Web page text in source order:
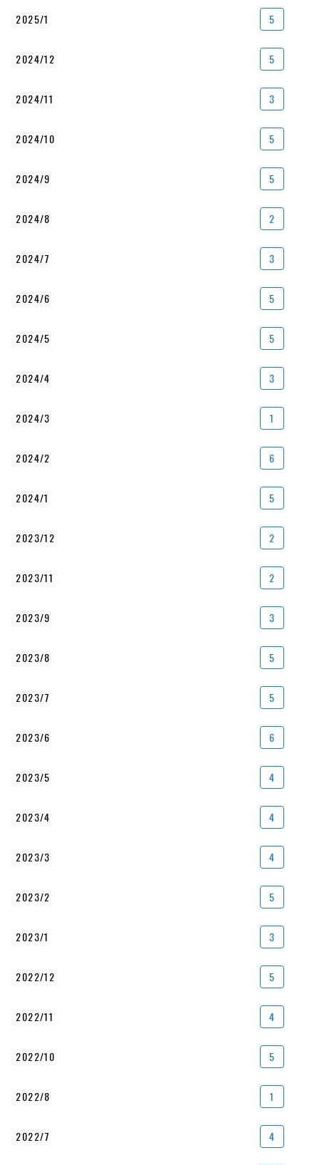
2025/1 5
2024/12 5
2024/11 3
2024/10 5
2024/9 5
2024/8 2
2024/7 3
2024/6 5
2024/5 5
2024/4 3
2024/3 1
2024/2 6
2024/1 5
2023/12 2
2023/11 2
2023/9 3
2023/8 5
2023/7 5
2023/6 6
2023/5 4
2023/4 4
2023/3 4
2023/2 5
2023/1 3
2022/12 5
2022/11 4
2022/10 5
2022/8 1
2022/7 4